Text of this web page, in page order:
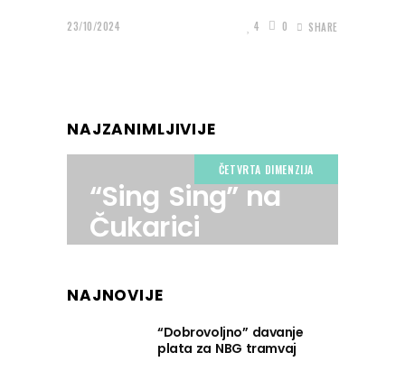
23/10/2024 4 0 SHARE
NAJZANIMLJIVIJE
ČETVRTA DIMENZIJA
“Sing Sing” na
Čukarici
NAJNOVIJE
“Dobrovoljno” davanje
plata za NBG tramvaj